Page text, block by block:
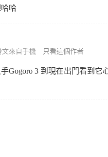
哈
文來自手機 只看這個作者
Gogoro 3 到現在出門看到它